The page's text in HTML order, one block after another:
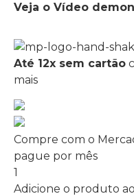
Veja o Vídeo
Até 12x sem cartão
mais
Compre com o
pague por mês
1
Adicione o produto